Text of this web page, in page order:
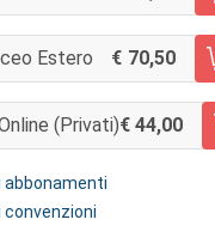
Estero 70,50
AL CARRELLO
(privati) 44,00
AL CARRELLO
abbonamenti
convenzioni